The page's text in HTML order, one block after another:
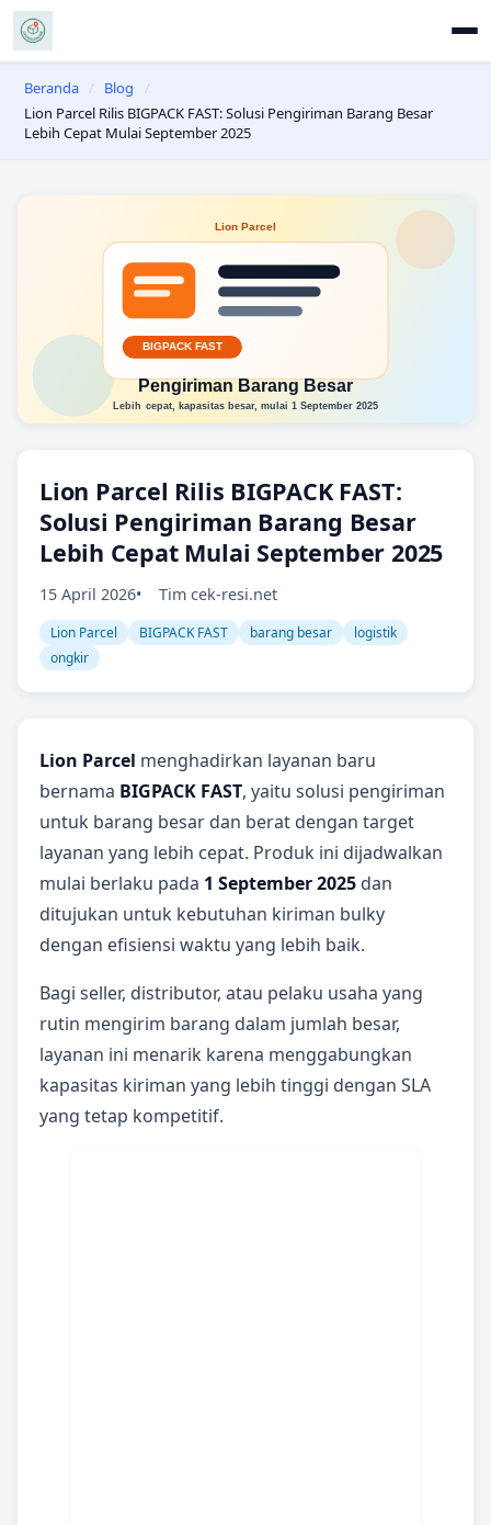
Beranda / Blog
/
Lion Parcel Rilis BIGPACK FAST: Solusi Pengiriman Barang Besar
Lebih Cepat Mulai September 2025
Lion Parcel Rilis BIGPACK FAST:
Solusi Pengiriman Barang Besar
Lebih Cepat Mulai September 2025
15 April 2026 Tim cek-resi.net
Lion Parcel BIGPACK FAST barang besar
logistik
ongkir
Lion Parcel menghadirkan layanan baru
bernama BIGPACK FAST, yaitu solusi pengiriman
untuk barang besar dan berat dengan target
layanan yang lebih cepat. Produk ini dijadwalkan
mulai berlaku pada 1 September 2025 dan
ditujukan untuk kebutuhan kiriman bulky
dengan efisiensi waktu yang lebih baik.
Bagi seller, distributor, atau pelaku usaha yang
rutin mengirim barang dalam jumlah besar,
layanan ini menarik karena menggabungkan
kapasitas kiriman yang lebih tinggi dengan SLA
yang tetap kompetitif.